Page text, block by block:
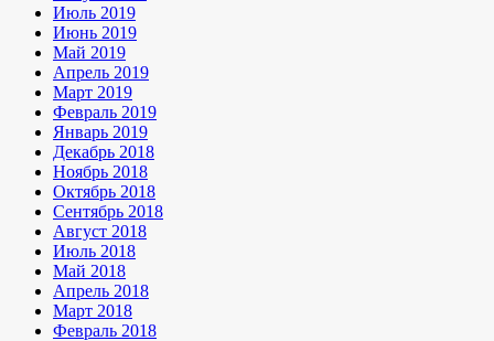
Июль 2019
Июнь 2019
Май 2019
Апрель 2019
Март 2019
Февраль 2019
Январь 2019
Декабрь 2018
Ноябрь 2018
Октябрь 2018
Сентябрь 2018
Август 2018
Июль 2018
Май 2018
Апрель 2018
Март 2018
Февраль 2018